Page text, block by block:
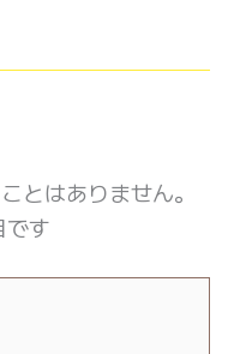
とはありません。
です